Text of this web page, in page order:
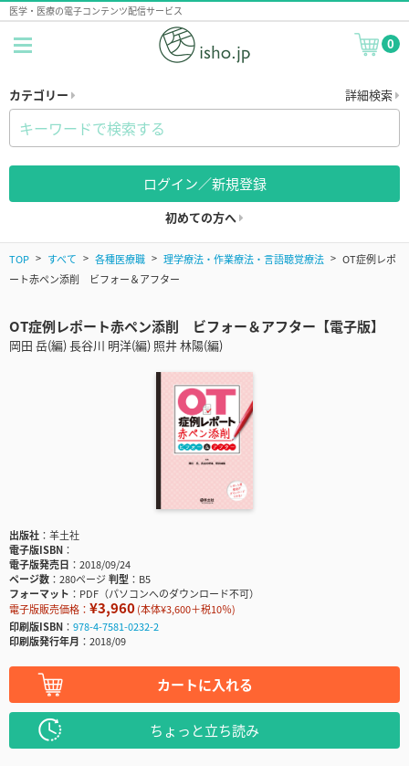
医学・医療の電子コンテンツ配信サービス
0
カテゴリー 詳細検索
ログイン／新規登録
初めての方へ
TOP すべて 各種医療職 理学療法・作業療法・言語聴覚療法
OT症例レポ
ート赤ペン添削 ビフォー＆アフター
OT症例レポート赤ペン添削 ビフォー＆アフター【電子版】
岡田 岳(編) 長谷川 明洋(編) 照井 林陽(編)
出版社
羊土社
電子版ISBN
電子版発売日
2018/09/24
ページ数
280ページ判型
B5
フォーマット
PDF（パソコンへのダウンロード不可）
電子版販売価格： ¥3,960(本体¥3,600＋税10％)
印刷版ISBN
978-4-7581-0232-2
印刷版発行年月
2018/09
カートに入れる
ちょっと立ち読み